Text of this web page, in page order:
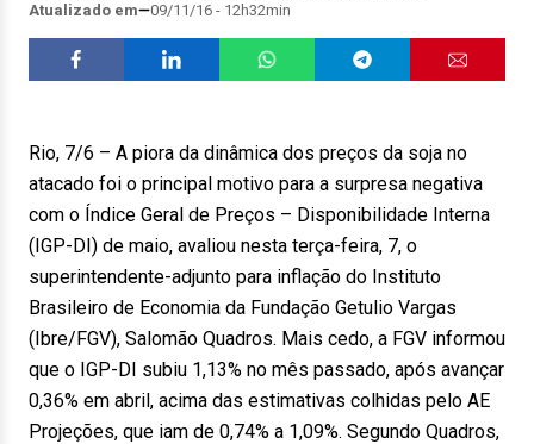
Atualizado em
09/11/16 - 12h32min
Rio, 7/6 – A piora da dinâmica dos preços da soja no
atacado foi o principal motivo para a surpresa negativa
com o Índice Geral de Preços – Disponibilidade Interna
(IGP-DI) de maio, avaliou nesta terça-feira, 7, o
superintendente-adjunto para inflação do Instituto
Brasileiro de Economia da Fundação Getulio Vargas
(Ibre/FGV), Salomão Quadros. Mais cedo, a FGV informou
que o IGP-DI subiu 1,13% no mês passado, após avançar
0,36% em abril, acima das estimativas colhidas pelo AE
Projeções, que iam de 0,74% a 1,09%. Segundo Quadros,